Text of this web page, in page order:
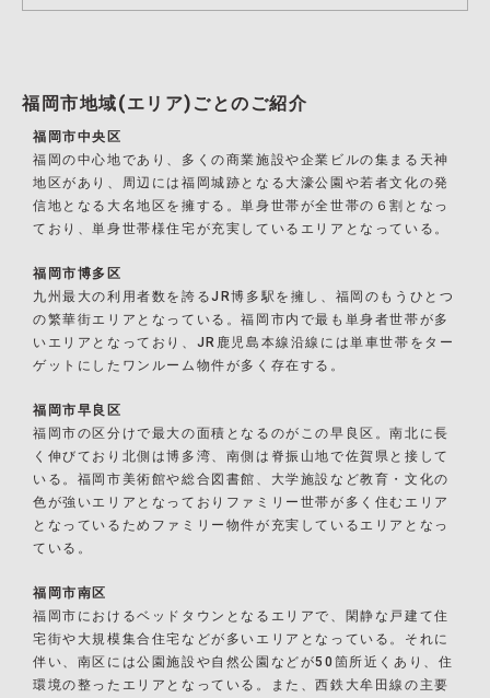
福岡市地域(エリア)ごとのご紹介
福岡市中央区
福岡の中心地であり、多くの商業施設や企業ビルの集まる天神
地区があり、周辺には福岡城跡となる大濠公園や若者文化の発
信地となる大名地区を擁する。単身世帯が全世帯の６割となっ
ており、単身世帯様住宅が充実しているエリアとなっている。
福岡市博多区
九州最大の利用者数を誇るJR博多駅を擁し、福岡のもうひとつ
の繁華街エリアとなっている。福岡市内で最も単身者世帯が多
いエリアとなっており、JR鹿児島本線沿線には単車世帯をター
ゲットにしたワンルーム物件が多く存在する。
福岡市早良区
福岡市の区分けで最大の面積となるのがこの早良区。南北に長
く伸びており北側は博多湾、南側は脊振山地で佐賀県と接して
いる。福岡市美術館や総合図書館、大学施設など教育・文化の
色が強いエリアとなっておりファミリー世帯が多く住むエリア
となっているためファミリー物件が充実しているエリアとなっ
ている。
福岡市南区
福岡市におけるベッドタウンとなるエリアで、閑静な戸建て住
宅街や大規模集合住宅などが多いエリアとなっている。それに
伴い、南区には公園施設や自然公園などが50箇所近くあり、住
環境の整ったエリアとなっている。また、西鉄大牟田線の主要